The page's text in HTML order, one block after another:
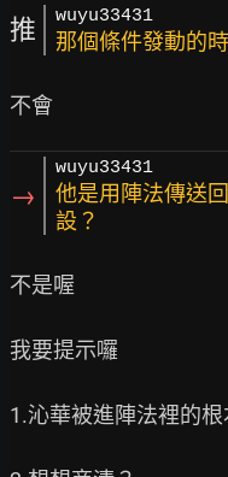
推 wuyu33431
那個條件發動的
→
wuyu33431
他是用陣法傳送
設？
不是喔
我要提示囉
1.沁華被進陣法裡的